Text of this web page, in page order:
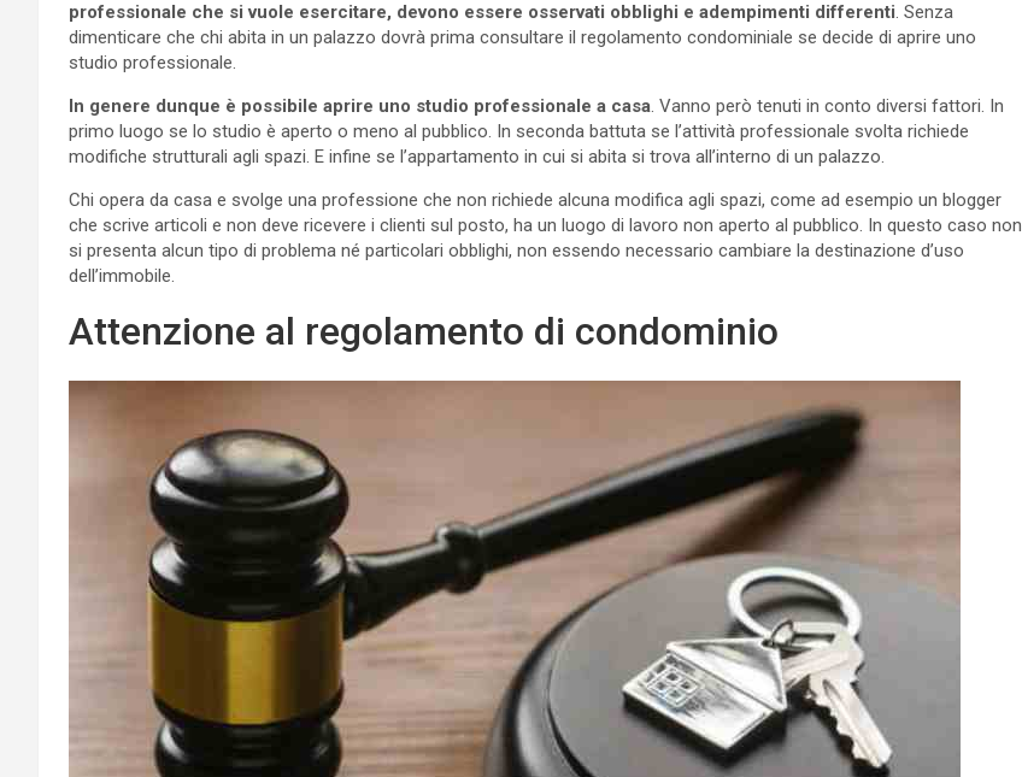
professionale che si vuole esercitare, devono essere osservati obblighi e adempimenti differenti. Senza
dimenticare che chi abita in un palazzo dovrà prima consultare il regolamento condominiale se decide di aprire uno
studio professionale.
In genere dunque è possibile aprire uno studio professionale a casa. Vanno però tenuti in conto diversi fattori. In
primo luogo se lo studio è aperto o meno al pubblico. In seconda battuta se l’attività professionale svolta richiede
modifiche strutturali agli spazi. E infine se l’appartamento in cui si abita si trova all’interno di un palazzo.
Chi opera da casa e svolge una professione che non richiede alcuna modifica agli spazi, come ad esempio un blogger
che scrive articoli e non deve ricevere i clienti sul posto, ha un luogo di lavoro non aperto al pubblico. In questo caso non
si presenta alcun tipo di problema né particolari obblighi, non essendo necessario cambiare la destinazione d’uso
dell’immobile.
Attenzione al regolamento di condominio